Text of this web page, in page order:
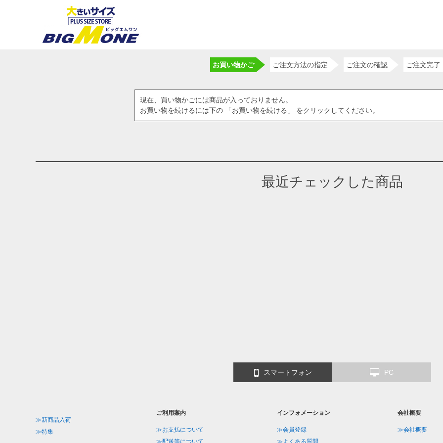
お買い物かご ご注文方法の指定 ご注文の確認 ご注文完了
現在、買い物かごには商品が入っておりません。
お買い物を続けるには下の 「お買い物を続ける」 をクリックしてください。
最近チェックした商品
スマートフォン PC
≫新商品入荷
≫特集
ご利用案内
≫お支払について
≫配送等について
インフォメーション
≫会員登録
≫よくある質問
会社概要
≫会社概要